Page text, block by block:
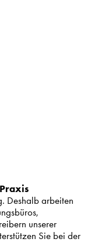
Deshalb arbeiten
unserer
Sie bei der